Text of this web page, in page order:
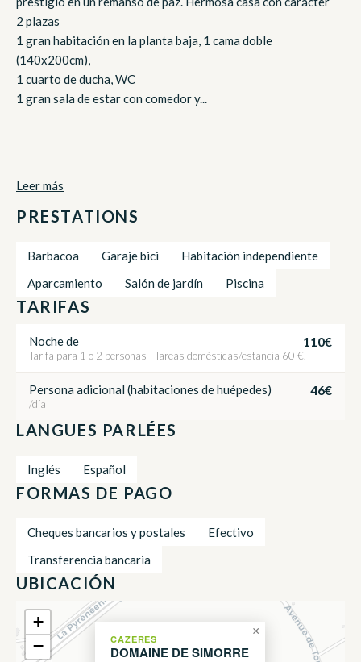
2 plazas
1 gran habitación en la planta baja, 1 cama doble
(140x200cm),
1 cuarto de ducha, WC
1 gran sala de estar con comedor y...
Leer más
PRESTATIONS
Barbacoa Garaje bici
Habitación independiente
Aparcamiento
Salón de jardín Piscina
TARIFAS
Noche de 110€
Tarifa para 1 o 2 personas - Tareas domésticas/estancia 60 €.
Persona adicional (habitaciones de huépedes) 46€
/día
LANGUES PARLÉES
Inglés Español
FORMAS DE PAGO
Cheques bancarios y postales
Efectivo
Transferencia bancaria
UBICACIÓN
CAZERES
DOMAINE DE SIMORRE
×
+
−